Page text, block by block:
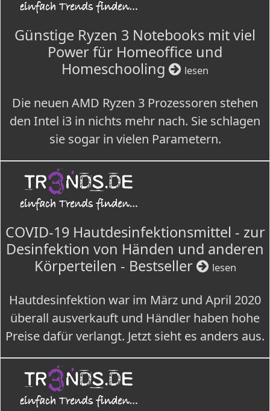
Günstige Ryzen 3 Notebooks mit viel
Power für Homeoffice und
Homeschooling
lesen
Die neuen AMD Ryzen 3 Prozessoren stehen
den Intel i3 in nichts mehr nach. Sie schlagen
sie sogar in vielen Parametern.
COVID-19 Hautdesinfektionsmittel - zur
Desinfektion von Händen und anderen
Körperteilen - Bestseller
lesen
Hautdesinfektion war im März und April 2020
überall ausverkauft und Händler haben hohe
Preise dafür verlangt. Jetzt sieht es anders aus.